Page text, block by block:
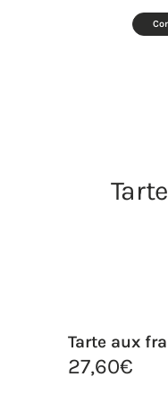
Tarte aux
27,60€